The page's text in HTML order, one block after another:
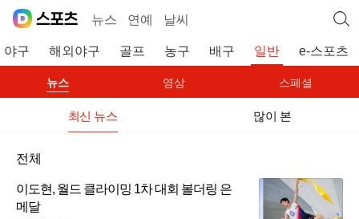
뉴스 연예 날씨
야구 해외야구 골프 농구 배구 일반 e-스포츠
뉴스 영상 스페셜
최신 뉴스 많이 본
전체
이도현, 월드 클라이밍 1차 대회 볼더링 은
메달